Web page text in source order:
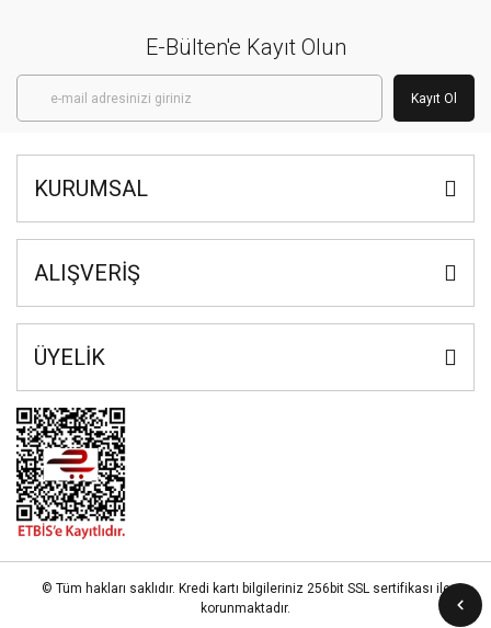
E-Bülten'e Kayıt Olun
Kayıt Ol
KURUMSAL
ALIŞVERİŞ
ÜYELİK
© Tüm hakları saklıdır. Kredi kartı bilgileriniz 256bit SSL sertifikası ile
korunmaktadır.